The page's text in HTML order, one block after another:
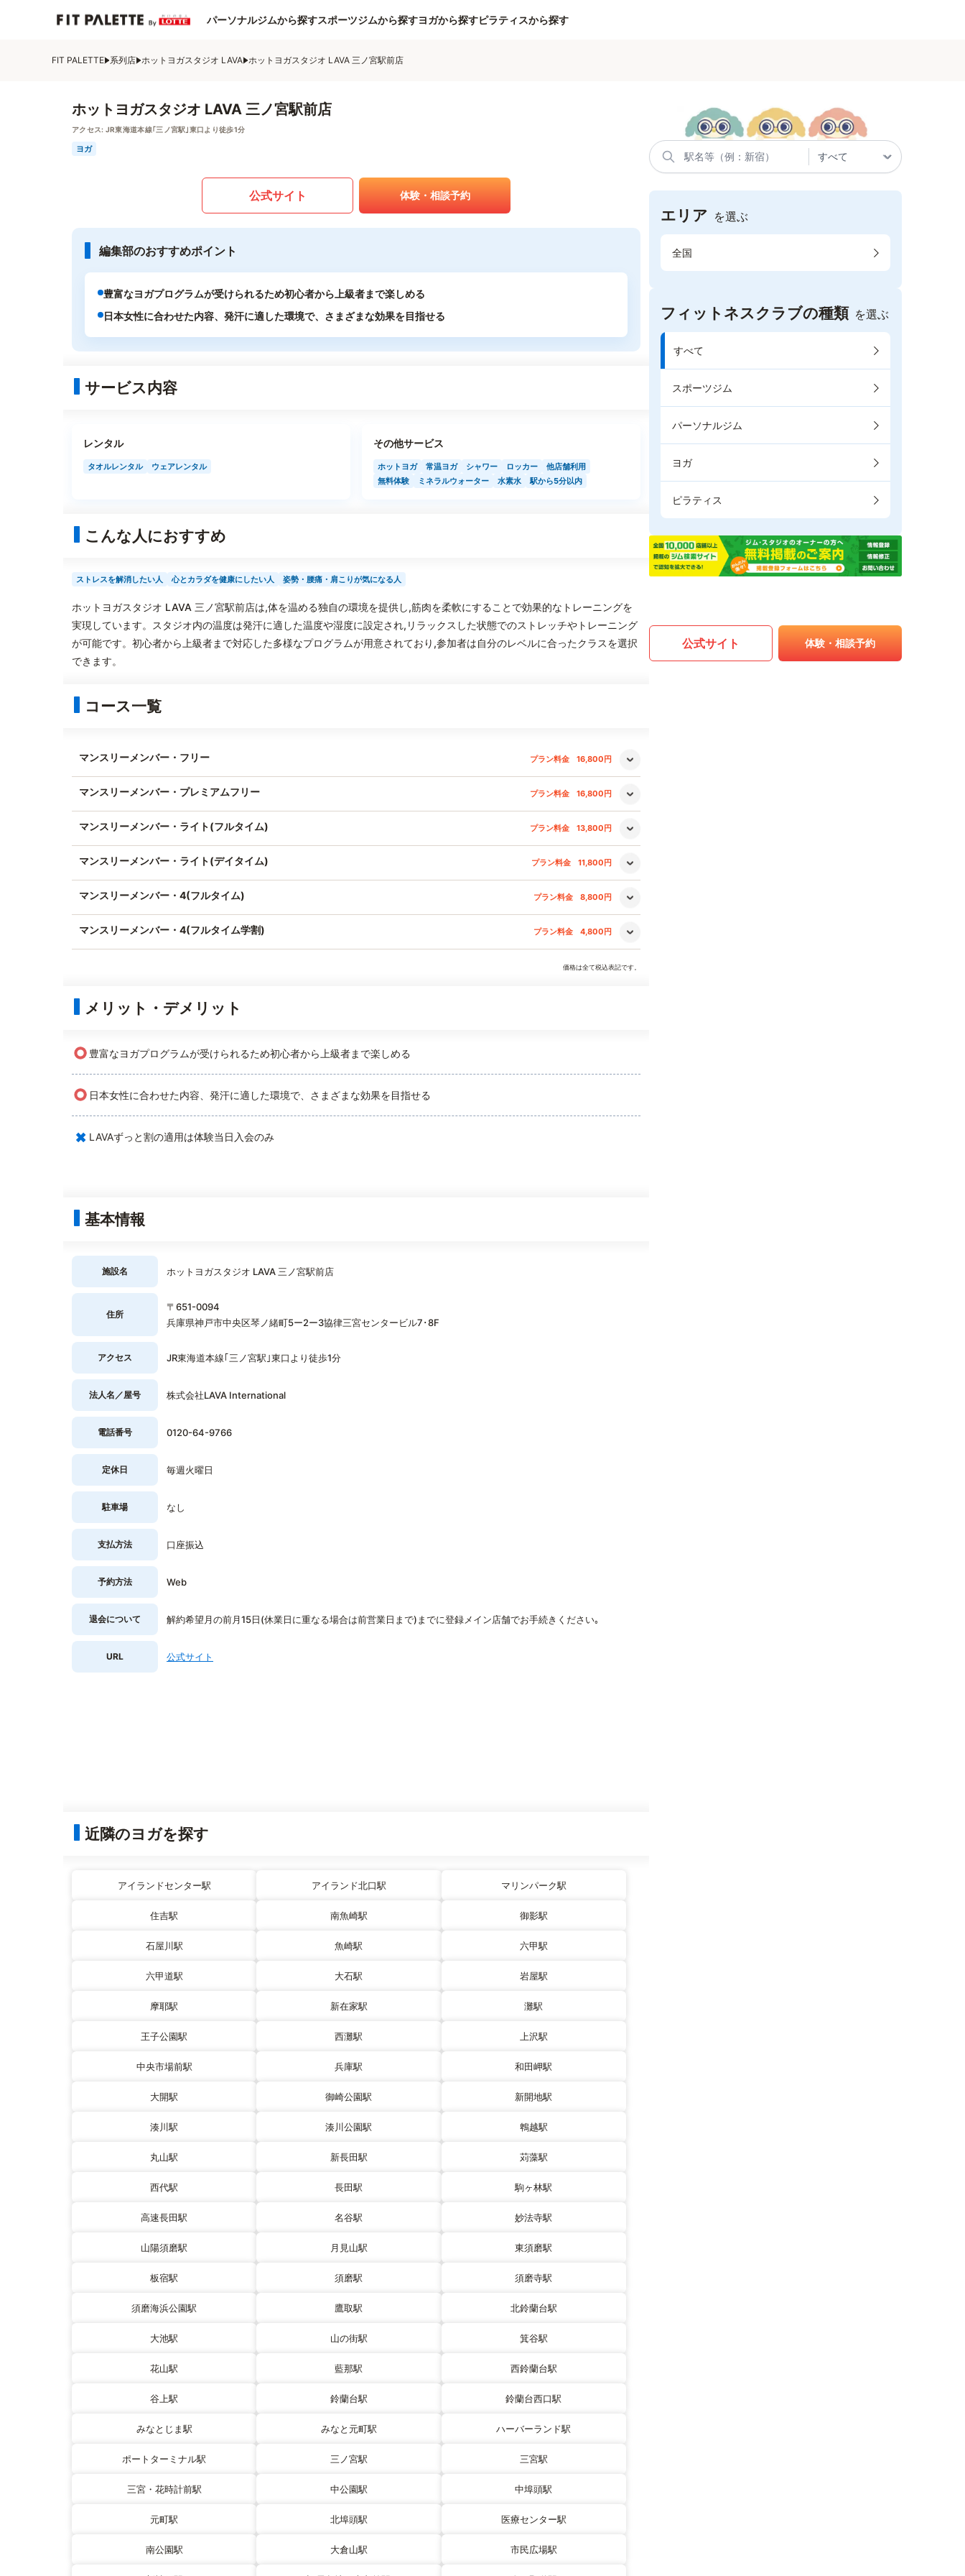
パーソナルジムから探すスポーツジムから探すヨガから探すピラティスから探す
FIT PALETTE 系列店 ホットヨガスタジオ LAVA ホットヨガスタジオ LAVA 三ノ宮駅前店
ホットヨガスタジオ LAVA 三ノ宮駅前店
アクセス: JR東海道本線｢三ノ宮駅｣東口より徒歩1分
ヨガ
公式サイト 体験・相談予約
編集部のおすすめポイント
豊富なヨガプログラムが受けられるため初心者から上級者まで楽しめる
日本女性に合わせた内容、発汗に適した環境で、さまざまな効果を目指せる
サービス内容
レンタル
タオルレンタル ウェアレンタル
その他サービス
ホットヨガ 常温ヨガ シャワー ロッカー
他店舗利用
無料体験
ミネラルウォーター 水素水 駅から5分以内
こんな人におすすめ
ストレスを解消したい人 心とカラダを健康にしたい人 姿勢・腰痛・肩こりが気になる人
ホットヨガスタジオ LAVA 三ノ宮駅前店は,体を温める独自の環境を提供し,筋肉を柔軟にすることで効果的なトレーニングを
実現しています。スタジオ内の温度は発汗に適した温度や湿度に設定され,リラックスした状態でのストレッチやトレーニング
が可能です。初心者から上級者まで対応した多様なプログラムが用意されており,参加者は自分のレベルに合ったクラスを選択
できます。
コース一覧
マンスリーメンバー・フリー プラン料金 16,800円
マンスリーメンバー・プレミアムフリー プラン料金 16,800円
マンスリーメンバー・ライト(フルタイム) プラン料金 13,800円
マンスリーメンバー・ライト(デイタイム) プラン料金 11,800円
マンスリーメンバー・4(フルタイム) プラン料金 8,800円
マンスリーメンバー・4(フルタイム学割) プラン料金 4,800円
価格は全て税込表記です。
メリット・デメリット
○ 豊富なヨガプログラムが受けられるため初心者から上級者まで楽しめる
○ 日本女性に合わせた内容、発汗に適した環境で、さまざまな効果を目指せる
× LAVAずっと割の適用は体験当日入会のみ
基本情報
施設名 ホットヨガスタジオ LAVA 三ノ宮駅前店
住所
〒651-0094
兵庫県神戸市中央区琴ノ緒町5ー2ー3協律三宮センタービル7･8F
アクセス JR東海道本線｢三ノ宮駅｣東口より徒歩1分
法人名／屋号 株式会社LAVA International
電話番号 0120-64-9766
定休日 毎週火曜日
駐車場 なし
支払方法 口座振込
予約方法 Web
退会について 解約希望月の前月15日(休業日に重なる場合は前営業日まで)までに登録メイン店舗でお手続きください｡
URL 公式サイト
近隣のヨガを探す
アイランドセンター駅 アイランド北口駅 マリンパーク駅
住吉駅 南魚崎駅 御影駅
石屋川駅 魚崎駅 六甲駅
六甲道駅 大石駅 岩屋駅
摩耶駅 新在家駅 灘駅
王子公園駅 西灘駅 上沢駅
中央市場前駅 兵庫駅 和田岬駅
大開駅 御崎公園駅 新開地駅
湊川駅 湊川公園駅 鵯越駅
丸山駅 新長田駅 苅藻駅
西代駅 長田駅 駒ヶ林駅
高速長田駅 名谷駅 妙法寺駅
山陽須磨駅 月見山駅 東須磨駅
板宿駅 須磨駅 須磨寺駅
須磨海浜公園駅 鷹取駅 北鈴蘭台駅
大池駅 山の街駅 箕谷駅
花山駅 藍那駅 西鈴蘭台駅
谷上駅 鈴蘭台駅 鈴蘭台西口駅
みなとじま駅 みなと元町駅 ハーバーランド駅
ポートターミナル駅 三ノ宮駅 三宮駅
三宮・花時計前駅 中公園駅 中埠頭駅
元町駅 北埠頭駅 医療センター駅
南公園駅 大倉山駅 市民広場駅
エリア を選ぶ
全国
フィットネスクラブの種類 を選ぶ
すべて
スポーツジム
パーソナルジム
ヨガ
ピラティス
公式サイト 体験・相談予約